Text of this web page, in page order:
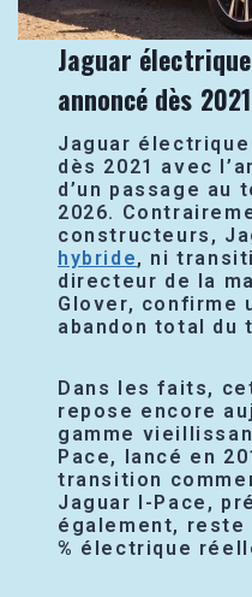
Jaguar
annoncé dès 2021
Jaguar
dès 2021 avec
d’un passage au
2026.
constructeurs,
hybride, ni
directeur de la
Glover, confirme
abandon total du
Dans les faits,
repose encore
gamme
Pace, lancé en
transition
Jaguar I-Pace,
également, reste
% électrique